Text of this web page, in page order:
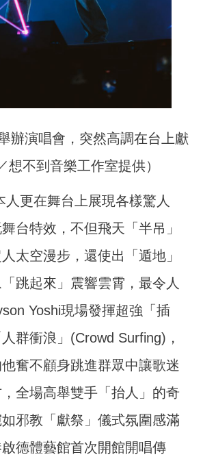
辦演唱會，突然高調在台上獻
想不到音樂工作室提供）
人更在舞台上展現各樣驚人
舞台特效，不但飛天「半吊」
太空漫步，還使出「遁地」
跳起來」震響雲霄，最令人
Yoshi現場發揮超強「插
群衝浪」(Crowd Surfing)，
奮不顧身跳進群眾中讓歌迷
全場高舉雙手「抬人」的奇
邪教「獻祭」儀式氛圍感滿
德體藝館首次開館開唱傳